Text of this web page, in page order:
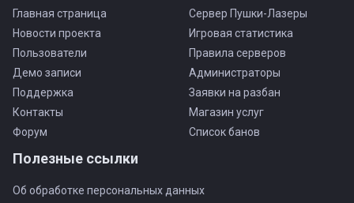
Главная страница
Новости проекта
Пользователи
Демо записи
Поддержка
Контакты
Форум
Сервер Пушки-Лазеры
Игровая статистика
Правила серверов
Администраторы
Заявки на разбан
Магазин услуг
Список банов
Полезные ссылки
Об обработке персональных данных